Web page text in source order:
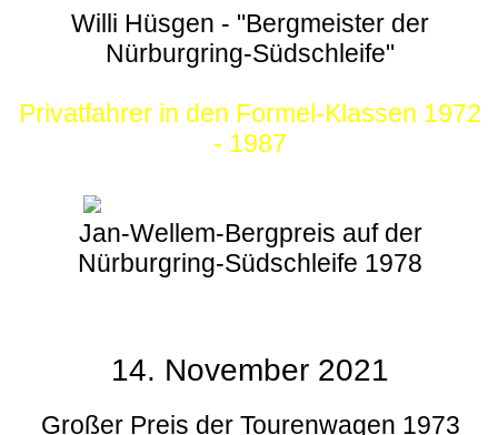
Willi Hüsgen - "Bergmeister der
Nürburgring-Südschleife"
Privatfahrer in den Formel-Klassen 1972
- 1987
Jan-Wellem-Bergpreis auf der
Nürburgring-Südschleife 1978
14. November 2021
Großer Preis der Tourenwagen 1973